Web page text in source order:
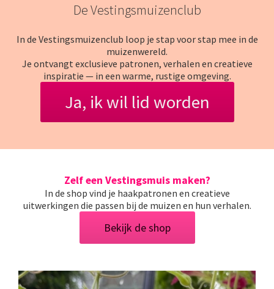
De Vestingsmuizenclub
In de Vestingsmuizenclub loop je stap voor stap mee in de
muizenwereld.
Je ontvangt exclusieve patronen, verhalen en creatieve
inspiratie — in een warme, rustige omgeving.
Ja, ik wil lid worden
Zelf een Vestingsmuis maken?
In de shop vind je haakpatronen en creatieve
uitwerkingen die passen bij de muizen en hun verhalen.
Bekijk de shop